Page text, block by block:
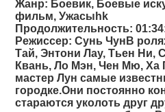
Жанр: Боевик, Боевые
фильм, Ужасыhk
Продолжительность:
Режиссер: Сунь ЧунВ
Тай, Энтони Лау, Тьен Ни,
Квань, Ло Мэн, Чен Мю, Ха
мастер Лун самые
городке.Они постоянно
стараются уколоть друг